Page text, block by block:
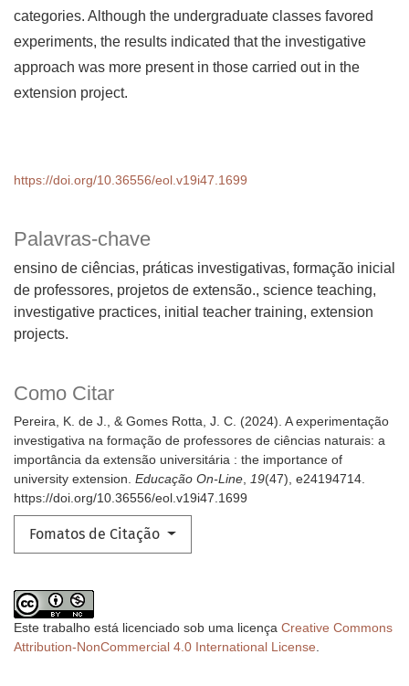
Palavras-chave
ensino de ciências, práticas investigativas, formação inicial
de professores, projetos de extensão. science teaching,
investigative practices, initial teacher training, extension
projects.
Como Citar
Pereira, K. de J., & Gomes Rotta, J. C. (2024). A experimentação
investigativa na formação de professores de ciências naturais: a
importância da extensão universitária : the importance of
university extension. Educação On-Line, 19(47), e24194714.
https://doi.org/10.36556/eol.v19i47.1699
Fomatos de Citação
categories. Although the undergraduate classes favored
experiments, the results indicated that the investigative
approach was more present in those carried out in the
extension project.
https://doi.org/10.36556/eol.v19i47.1699
Este trabalho está licenciado sob uma licença Creative Commons
Attribution-NonCommercial 4.0 International License.